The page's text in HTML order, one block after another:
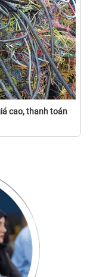
cao, thanh toán